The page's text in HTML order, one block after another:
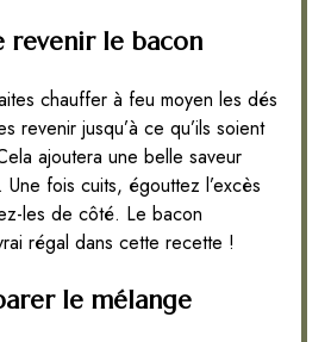
revenir le bacon
chauffer à feu moyen les dés
revenir jusqu’à ce qu’ils soient
ajoutera une belle saveur
fois cuits, égouttez l’excès
les de côté. Le bacon
régal dans cette recette !
le mélange